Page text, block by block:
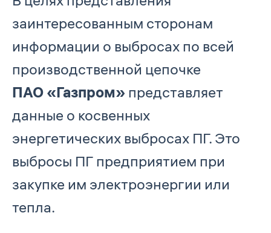
заинтересованным сторонам
информации о выбросах по всей
производственной цепочке
ПАО «Газпром» представляет
данные о косвенных
энергетических выбросах ПГ. Это
выбросы ПГ предприятием при
закупке им электроэнергии или
тепла.